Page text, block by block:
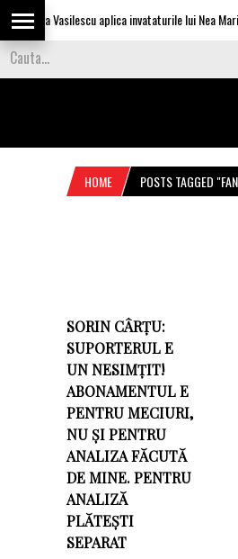
Olguta Vasilescu aplica invataturile lui Nea
HOME POSTS TAGGED
SORIN CÂRŢU:
SUPORTERUL E
UN NESIMȚIT!
ABONAMENTUL E
PENTRU MECIURI,
NU ȘI PENTRU
ANALIZA FĂCUTĂ
DE MINE. PENTRU
ANALIZĂ
PLĂTEȘTI
SEPARAT